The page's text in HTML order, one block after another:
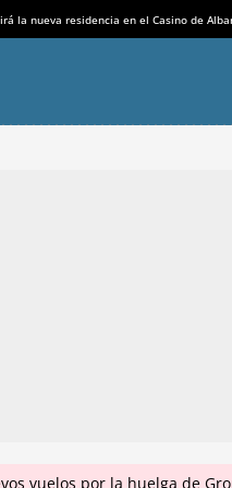
la nueva residencia en el Casino de
vuelos por la huelga de